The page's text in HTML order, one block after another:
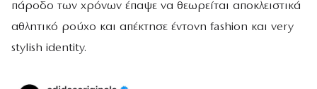
πάροδο των χρόνων έπαψε να θεωρείται αποκλειστικά
αθλητικό ρούχο και απέκτησε έντονη fashion και very
stylish identity.